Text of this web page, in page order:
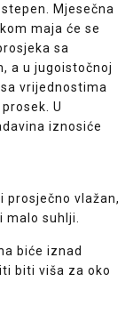
Mjesečna
maja će se
sa
a u jugoistočnoj
vrijednostima
U
iznosiće
prosječno vlažan,
malo suhlji.
biće iznad
biti viša za oko